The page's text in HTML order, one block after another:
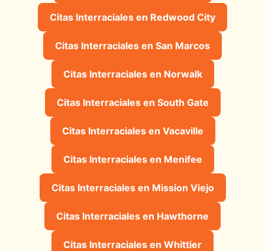
Citas Interraciales en Redwood City
Citas Interraciales en San Marcos
Citas Interraciales en Norwalk
Citas Interraciales en South Gate
Citas Interraciales en Vacaville
Citas Interraciales en Menifee
Citas Interraciales en Mission Viejo
Citas Interraciales en Hawthorne
Citas Interraciales en Whittier